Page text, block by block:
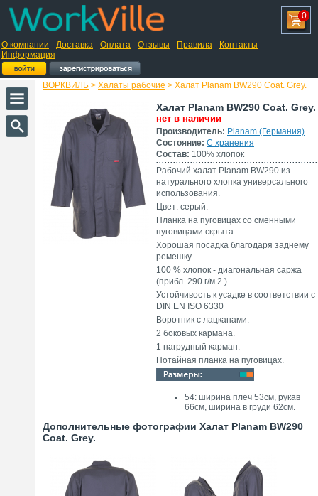
О компании Доставка Оплата Отзывы Правила
Контакты
Информация
0
ВОРКВИЛЬ > Халаты рабочие > Халат Planam BW290 Coat. Grey.
Халат Planam BW290 Coat. Grey.
нет в наличии
Производитель: Planam (Германия)
Состояние: С хранения
Состав: 100% хлопок
Рабочий халат Planam BW290 из
натурального хлопка универсального
использования.
Цвет: серый.
Планка на пуговицах со сменными
пуговицами скрыта.
Хорошая посадка благодаря заднему
ремешку.
100 % хлопок - диагональная саржа
(прибл. 290 г/м 2 )
Устойчивость к усадке в соответствии с
DIN EN ISO 6330
Воротник с лацканами.
2 боковых кармана.
1 нагрудный карман.
Потайная планка на пуговицах.
54: ширина плеч 53см, рукав
66см, ширина в груди 62см.
Дополнительные фотографии Халат Planam BW290
Coat. Grey.